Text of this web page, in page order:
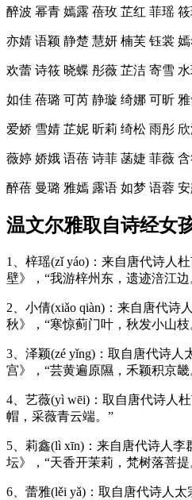
醉波 幂青 嫣露 蓓玫 芷红 菲瑶
亦婧 语颖 静楚 慧妍 楠芙 钰裳
欢蕾 诗筱 晓蝶 彤薇 芷洁 寄雪
如佳 蓓璐 可芮 静璇 绮娜 可昕
爱娇 雪婧 芷妮 昕莉 绮松 雨彤
薇婷 娇娥 语蓓 诗菲 菡婕 菲薇
醉蓓 曼璐 雅嫣 露语 如梦 语蓉
温文尔雅取自诗经女
1、梓瑶(zǐ yáo)：来自唐代诗人
壁》，“我游梓州东，遗迹涪江边
2、小倩(xiǎo qiàn)：来自唐代诗
秋》，“寒惊蓟门叶，秋发小山枝
3、泽颖(zé yǐng)：取自唐代诗人
宫》，“芸黄遍原隰，禾颖积京畿
4、艺薇(yì wēi)：取自唐代诗人
帽，采薇青云端。”
5、莉鑫(lì xīn)：来自唐代诗人李
坛》，“天香开茉莉，梵树落菩提
6、蕾雅(lěi yǎ)：取自唐代诗人